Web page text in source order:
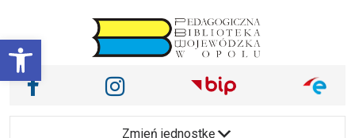
Otwórz pasek narzędzi
Main Navigation
Nasze media społecznościowe i inne
Facebook Instagram
Zmień jednostkę